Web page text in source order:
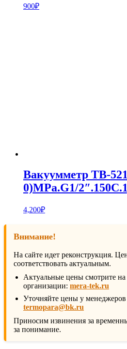
900₽
Вакуумметр ТВ-
0)MPa.G1/
4,200₽
Внимание!
На сайте идет реконструкция.
соответствовать актуальным.
Актуальные цены смотрите
организации: mera-tek.ru
Уточняйте цены у менеджеров
termopara@bk.ru
Приносим извинения за
за понимание.